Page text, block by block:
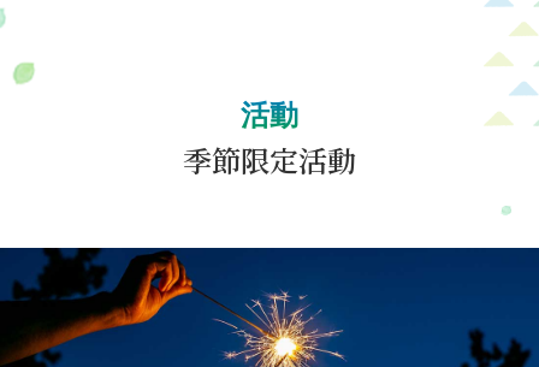
活動
季節限定活動